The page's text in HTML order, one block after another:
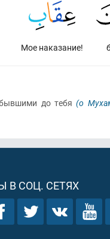
Мое наказание!
бывшими до тебя(о
В СОЦ. СЕТЯХ